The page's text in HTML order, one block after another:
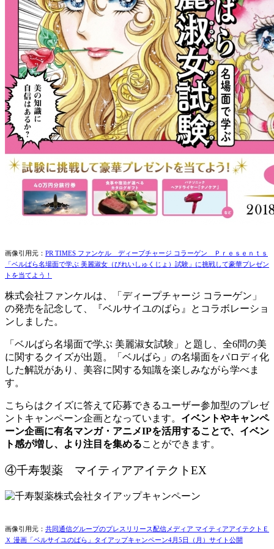
画像引用元： PR TIMES ファンケル ディープチャージ コラーゲン Ｐｒｅｓｅｎｔｓ
「ベルばら名場面で学ぶ 美麗淑女（びれいしゅくじょ）試験」に挑戦して豪華プレゼン
トを当てよう！
株式会社ファンケルは、「ディープチャージ コラーゲン」
の発売を記念して、『ベルサイユのばら』とコラボレーショ
ンしました。
「ベルばら名場面で学ぶ 美麗淑女試験」と題し、全6問の美
に関するクイズが出題。「ベルばら」の名場面をパロディ化
した解説があり、美容に関する知識を楽しみながら学べま
す。
こちらはクイズに答えて応募できるユーザー参加型のプレゼ
ントキャンペーン企画となっています。 イベントやキャンペ
ーン企画に有名マンガ・アニメIPを活用することで、イベン
ト感が増し、より注目を集めることができます。
④千寿製薬 マイティアアイテクトEX
画像引用元： 共同通信グループのプレスリリース配信メディア マイティアアイテクトＥ
Ｘ 漫画「ベルサイユのばら」タイアップキャンペーン4月5日（月）サイト公開